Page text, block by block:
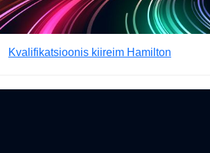
Kvalifikatsioonis kiireim Hamilton